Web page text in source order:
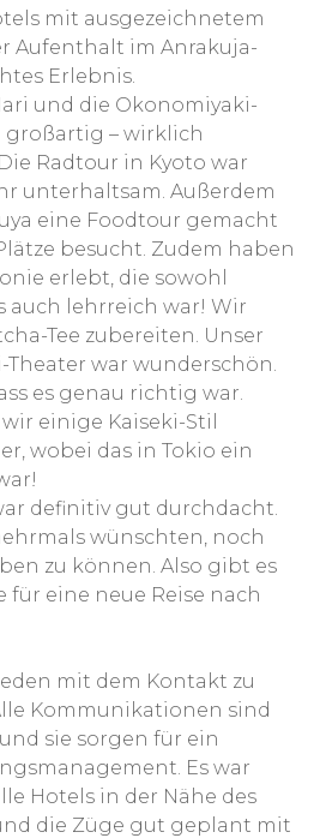
mit ausgezeichnetem
Aufenthalt im Anrakuja-
Erlebnis.
und die Okonomiyaki-
großartig – wirklich
Radtour in Kyoto war
unterhaltsam. Außerdem
eine Foodtour gemacht
besucht. Zudem haben
erlebt, die sowohl
auch lehrreich war! Wir
Tee zubereiten. Unser
Theater war wunderschön.
es genau richtig war.
einige Kaiseki-Stil
wobei das in Tokio ein
definitiv gut durchdacht.
wünschten, noch
zu können. Also gibt es
eine neue Reise nach
mit dem Kontakt zu
Kommunikationen sind
sie sorgen für ein
Es war
Hotels in der Nähe des
die Züge gut geplant mit